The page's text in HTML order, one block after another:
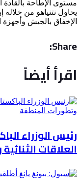
مستوى الإطاحة
يحاول نتنياهو من
الإخفاق بالجيش وأجهزة
Share:
اقرأ أيضاً
رئيس الوزراء
العلاقات